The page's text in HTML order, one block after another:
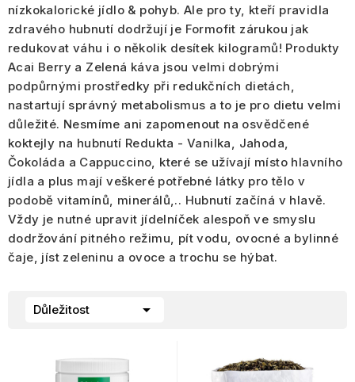
nízkokalorické jídlo & pohyb. Ale pro ty, kteří pravidla
zdravého hubnutí dodržují je Formofit zárukou jak
redukovat váhu i o několik desítek kilogramů! Produkty
Acai Berry a Zelená káva jsou velmi dobrými
podpůrnými prostředky při redukčních dietách,
nastartují správný metabolismus a to je pro dietu velmi
důležité. Nesmíme ani zapomenout na osvědčené
koktejly na hubnutí Redukta - Vanilka, Jahoda,
Čokoláda a Cappuccino, které se užívají místo hlavního
jídla a plus mají veškeré potřebné látky pro tělo v
podobě vitamínů, minerálů,.. Hubnutí začíná v hlavě.
Vždy je nutné upravit jídelníček alespoň ve smyslu
dodržování pitného režimu, pít vodu, ovocné a bylinné
čaje, jíst zeleninu a ovoce a trochu se hýbat.
Důležitost 